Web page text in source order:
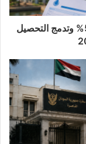
هيئة مياه الخرطوم تخفض فاتورة المياه 50% وتدمج التحصيل